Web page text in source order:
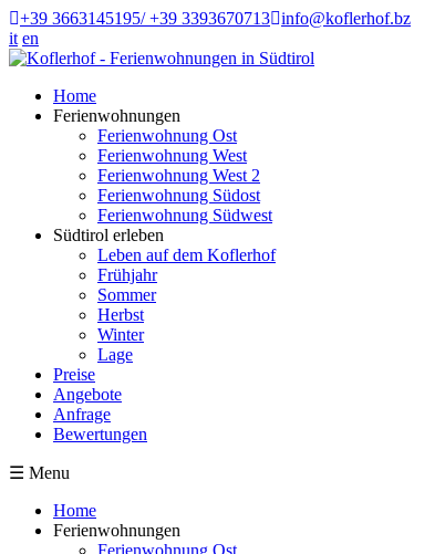
+39 3663145195/ +39 3393670713 info@koflerhof.bz
it en
Home
Ferienwohnungen
Ferienwohnung Ost
Ferienwohnung West
Ferienwohnung West 2
Ferienwohnung Südost
Ferienwohnung Südwest
Südtirol erleben
Leben auf dem Koflerhof
Frühjahr
Sommer
Herbst
Winter
Lage
Preise
Angebote
Anfrage
Bewertungen
☰ Menu
Home
Ferienwohnungen
Ferienwohnung Ost